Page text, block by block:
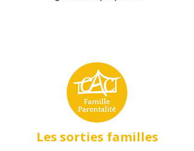
Les sorties familles